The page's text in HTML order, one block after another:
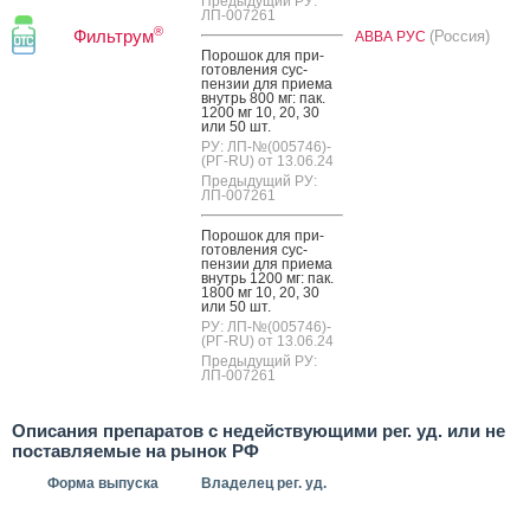
Фильтрум®
ЛП-007261
По­рошок для при­
готов­ле­ния сус­
пензии для при­ема
внутрь 800 мг: пак.
1200 мг 10, 20, 30
или 50 шт.
РУ: ЛП-№(005746)-
(РГ-RU) от 13.06.24
Предыдущий РУ:
ЛП-007261
По­рошок для при­
готов­ле­ния сус­
пензии для при­ема
внутрь 1200 мг: пак.
1800 мг 10, 20, 30
или 50 шт.
РУ: ЛП-№(005746)-
(РГ-RU) от 13.06.24
Предыдущий РУ:
ЛП-007261
АВВА РУС (Россия)
Описания препаратов с недействующими рег. уд. или не
поставляемые на рынок РФ
Форма выпуска Владелец рег. уд.